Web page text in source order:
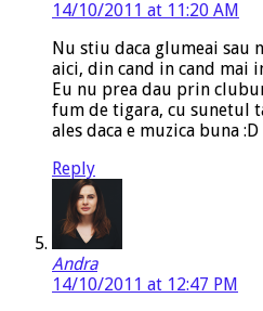
14/10/2011 at 11:20 AM
Nu stiu daca glumeai sau
aici, din cand in cand mai
Eu nu prea dau prin
fum de tigara, cu sunetul
ales daca e muzica buna :D
Reply
Andra
14/10/2011 at 12:47 PM